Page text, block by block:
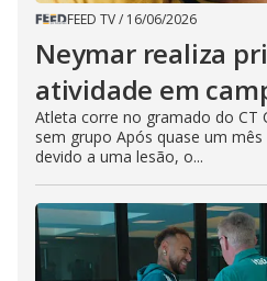
FEED TV/ 16/06/2026
Neymar realiza
atividade em
Atleta corre no gramado do CT
sem grupo Após quase um
devido a uma lesão, o...